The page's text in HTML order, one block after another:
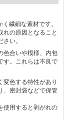
繊細な素材です。
れの原因となること
い。
色合いや模様、内包
す。これらは不良で
変色する特性があり
、密封袋などで保管
使用すると剥がれの